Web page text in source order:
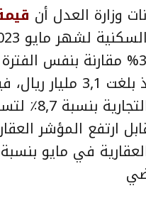
وزارة العدل أن
بنسبة 32,4% مقارنة بنفس
الماضي؛ إذ بلغت 3,1
ارتفع المؤشر